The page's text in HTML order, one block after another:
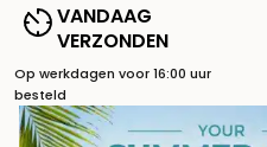
VANDAAG
VERZONDEN
Op werkdagen voor 16:00 uur
besteld